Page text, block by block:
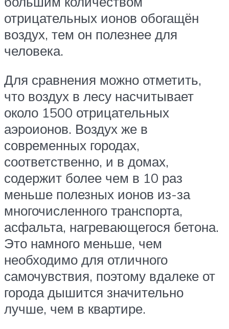
отрицательных ионов обогащён
воздух, тем он полезнее для
человека.
Для сравнения можно отметить,
что воздух в лесу насчитывает
около 1500 отрицательных
аэроионов. Воздух же в
современных городах,
соответственно, и в домах,
содержит более чем в 10 раз
меньше полезных ионов из-за
многочисленного транспорта,
асфальта, нагревающегося бетона.
Это намного меньше, чем
необходимо для отличного
самочувствия, поэтому вдалеке от
города дышится значительно
лучше, чем в квартире.